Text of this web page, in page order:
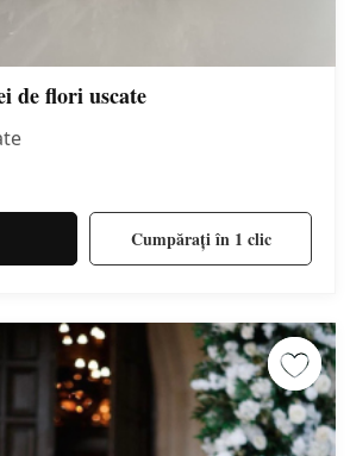
de flori uscate
Cumpărați în 1 clic